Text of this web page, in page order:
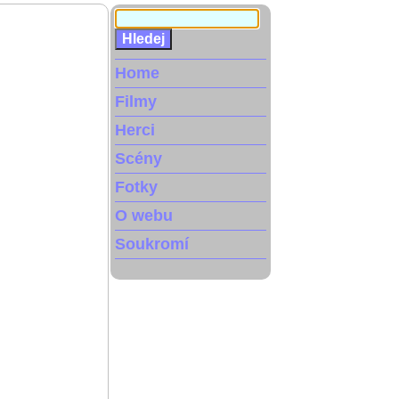
Home
Filmy
Herci
Scény
Fotky
O webu
Soukromí